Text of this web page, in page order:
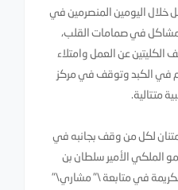
اليومين المنصرمين في
في صمامات القلب،
عن العمل وامتلاء
في الكبد وتوقف في مركز
متتالية.
لكل من وقف بجانبه في
الملكي الأمير سلطان بن
الكريمة في متابعة \" مشاري\"